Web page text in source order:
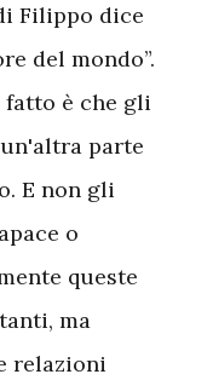
Filippo dice
del mondo”.
fatto è che gli
parte
E non gli
o
queste
ma
relazioni